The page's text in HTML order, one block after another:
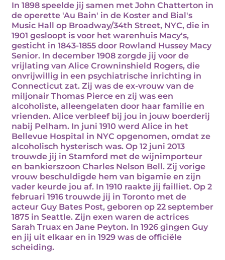
In 1898 speelde jij samen met John Chatterton in
de operette 'Au Bain' in de Koster and Bial's
Music Hall op Broadway/34th Street, NYC, die in
1901 gesloopt is voor het warenhuis Macy's,
gesticht in 1843-1855 door Rowland Hussey Macy
Senior. In december 1908 zorgde jij voor de
vrijlating van Alice Crowninshield Rogers, die
onvrijwillig in een psychiatrische inrichting in
Connecticut zat. Zij was de ex-vrouw van de
miljonair Thomas Pierce en zij was een
alcoholiste, alleengelaten door haar familie en
vrienden. Alice verbleef bij jou in jouw boerderij
nabij Pelham. In juni 1910 werd Alice in het
Bellevue Hospital in NYC opgenomen, omdat ze
alcoholisch hysterisch was. Op 12 juni 2013
trouwde jij in Stamford met de wijnimporteur
en bankierszoon Charles Nelson Bell. Zij vorige
vrouw beschuldigde hem van bigamie en zijn
vader keurde jou af. In 1910 raakte jij failliet. Op 2
februari 1916 trouwde jij in Toronto met de
acteur Guy Bates Post, geboren op 22 september
1875 in Seattle. Zijn exen waren de actrices
Sarah Truax en Jane Peyton. In 1926 gingen Guy
en jij uit elkaar en in 1929 was de officiële
scheiding.